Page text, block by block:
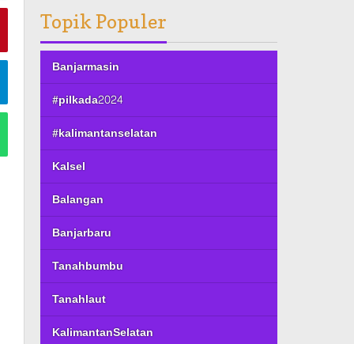
Topik Populer
Banjarmasin
#pilkada2024
#kalimantanselatan
Kalsel
Balangan
Banjarbaru
Tanahbumbu
Tanahlaut
KalimantanSelatan